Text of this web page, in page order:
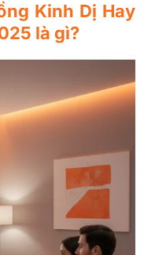
Kinh Dị Hay
là gì?